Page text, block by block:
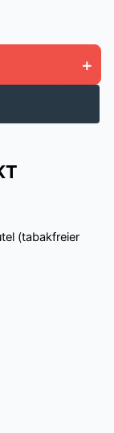
+
(tabakfreier